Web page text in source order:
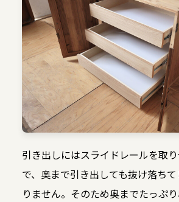
引き出しにはスライドレールを取
で、奥まで引き出しても抜け落ち
りません。そのため奥までたっぷ